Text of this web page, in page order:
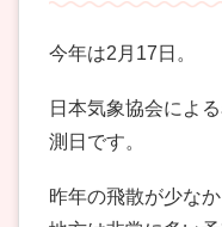
今年は2月17日。
日本気象協会によ
測日です。
昨年の飛散が少な